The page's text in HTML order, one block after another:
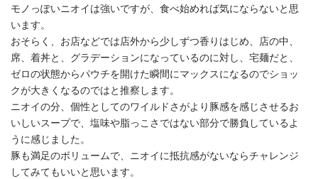
モノっぽいニオイは強いですが、食べ始めれば気にならないと思
います。
おそらく、お店などでは店外から少しずつ香りはじめ、店の中、
席、着丼と、グラデーションになっているのに対し、宅麺だと、
ゼロの状態からパウチを開けた瞬間にマックスになるのでショッ
クが大きくなるのではと推察します。
ニオイの分、個性としてのワイルドさがより豚感を感じさせるお
いしいスープで、塩味や脂っこさではない部分で勝負しているよ
うに感じました。
豚も満足のボリュームで、ニオイに抵抗感がないならチャレンジ
してみてもいいと思います。